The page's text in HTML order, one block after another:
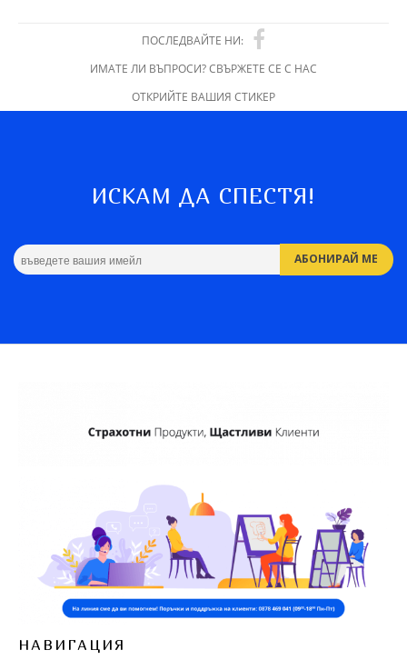
ПОСЛЕДВАЙТЕ НИ:
ИМАТЕ ЛИ ВЪПРОСИ? СВЪРЖЕТЕ СЕ С НАС
ОТКРИЙТЕ ВАШИЯ СТИКЕР
ИСКАМ ДА СПЕСТЯ!
НАВИГАЦИЯ